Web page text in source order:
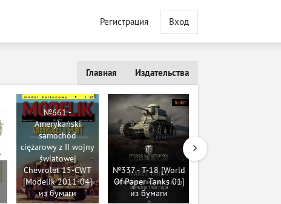
Регистрация Вход
Издательства
Главная
№661 -
Amerykański
samochód
ciężarowy z II wojny
światowej
Chevrolet 15-CWT
[Modelik 2011-04]
из бумаги
№337 - T-18 [World
Of Paper Tanks 01]
из бумаги
Häkkinen & David